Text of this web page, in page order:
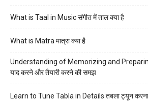
What is Taal in Music संगीत में ताल क्या है
What is Matra मात्रा क्या है
Understanding of Memorizing and
याद करने और तैयारी करने की समझ
Learn to Tune Tabla in Details तबला ट्यून